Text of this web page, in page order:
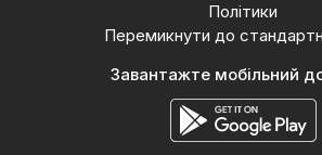
Політики
Перемикнути до
Завантажте мобільний